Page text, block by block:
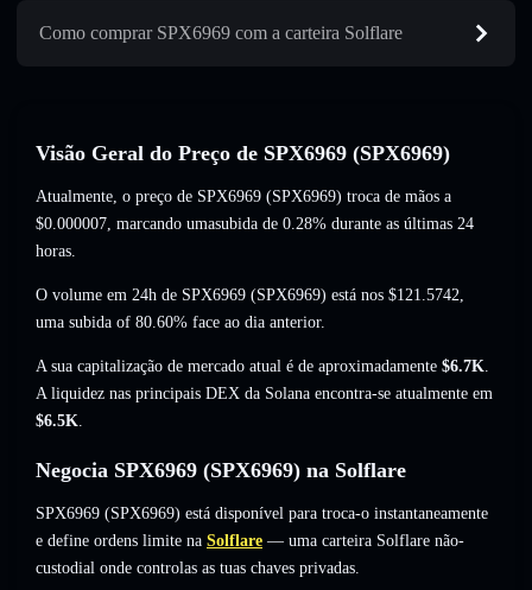
Como comprar SPX6969 com a carteira Solflare
Visão Geral do Preço de SPX6969 (SPX6969)
Atualmente, o preço de SPX6969 (SPX6969) troca de mãos a
$0.000007, marcando umasubida de 0.28% durante as últimas 24
horas.
O volume em 24h de SPX6969 (SPX6969) está nos $121.5742,
uma subida of 80.60% face ao dia anterior.
A sua capitalização de mercado atual é de aproximadamente $6.7K.
A liquidez nas principais DEX da Solana encontra-se atualmente em
$6.5K.
Negocia SPX6969 (SPX6969) na Solflare
SPX6969 (SPX6969) está disponível para troca-o instantaneamente
e define ordens limite na Solflare — uma carteira Solflare não-
custodial onde controlas as tuas chaves privadas.